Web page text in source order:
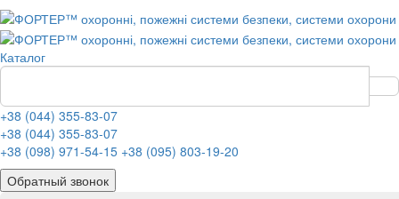
Каталог
+38 (044) 355-83-07
+38 (044) 355-83-07
+38 (098) 971-54-15 +38 (095) 803-19-20
Обратный звонок